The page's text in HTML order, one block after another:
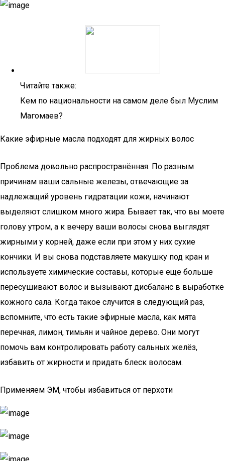
Читайте также:
Кем по национальности на самом деле был Муслим
Магомаев?
Какие эфирные масла подходят для жирных волос
Проблема довольно распространённая. По разным
причинам ваши сальные железы, отвечающие за
надлежащий уровень гидратации кожи, начинают
выделяют слишком много жира. Бывает так, что вы моете
голову утром, а к вечеру ваши волосы снова выглядят
жирными у корней, даже если при этом у них сухие
кончики. И вы снова подставляете макушку под кран и
используете химические составы, которые еще больше
пересушивают волос и вызывают дисбаланс в выработке
кожного сала. Когда такое случится в следующий раз,
вспомните, что есть такие эфирные масла, как мята
перечная, лимон, тимьян и чайное дерево. Они могут
помочь вам контролировать работу сальных желёз,
избавить от жирности и придать блеск волосам.
Применяем ЭМ, чтобы избавиться от перхоти